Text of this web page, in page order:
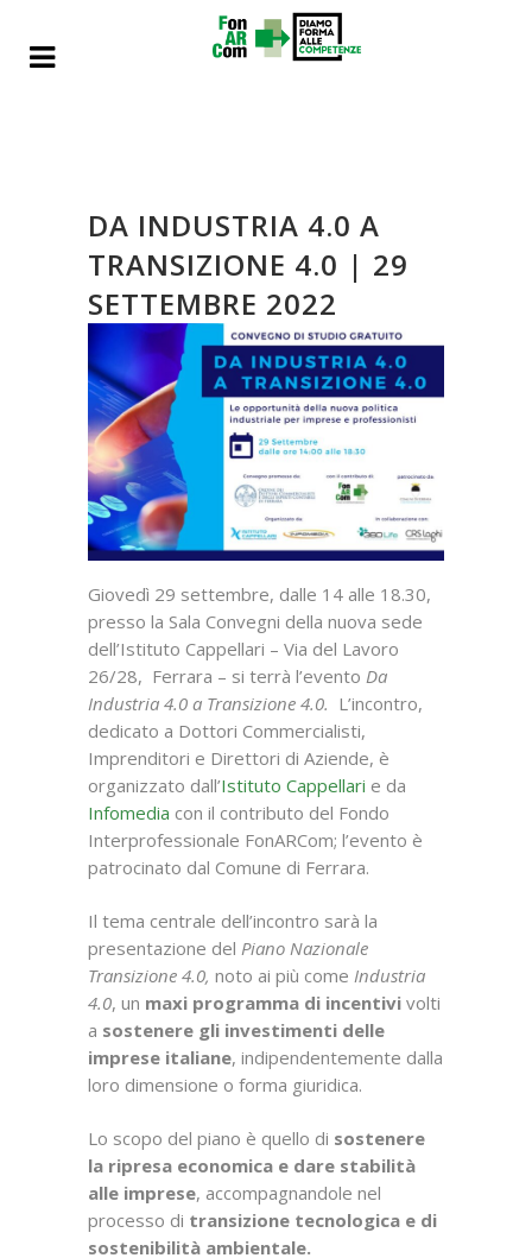
DA INDUSTRIA 4.0 A
TRANSIZIONE 4.0 | 29
SETTEMBRE 2022
Giovedì 29 settembre, dalle 14 alle 18.30,
presso la Sala Convegni della nuova sede
dell’Istituto Cappellari – Via del Lavoro
26/28, Ferrara – si terrà l’evento Da
Industria 4.0 a Transizione 4.0. L’incontro,
dedicato a Dottori Commercialisti,
Imprenditori e Direttori di Aziende, è
organizzato dall’Istituto Cappellari e da
Infomedia con il contributo del Fondo
Interprofessionale FonARCom; l’evento è
patrocinato dal Comune di Ferrara.
Il tema centrale dell’incontro sarà la
presentazione del Piano Nazionale
Transizione 4.0, noto ai più come Industria
4.0, un maxi programma di incentivi volti
a sostenere gli investimenti delle
imprese italiane, indipendentemente dalla
loro dimensione o forma giuridica.
Lo scopo del piano è quello di sostenere
la ripresa economica e dare stabilità
alle imprese, accompagnandole nel
processo di transizione tecnologica e di
sostenibilità ambientale.